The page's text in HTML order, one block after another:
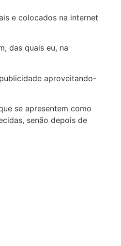
e colocados na internet
das quais eu, na
aproveitando-
se apresentem como
senão depois de